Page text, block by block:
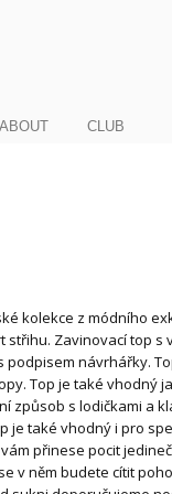
ABOUT CLUB
kolekce z módního
střihu. Zavinovací top s
návrhářky.
Top je také vhodný
způsob s lodičkami a
je také vhodný i pro
přinese pocit
v něm budete cítit